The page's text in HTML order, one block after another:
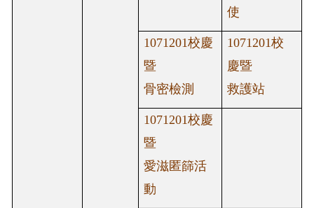
使
1071201校慶
暨
骨密檢測
1071201校
慶暨
救護站
1071201校慶
暨
愛滋匿篩活
動